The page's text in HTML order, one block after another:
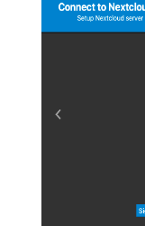
navigation of